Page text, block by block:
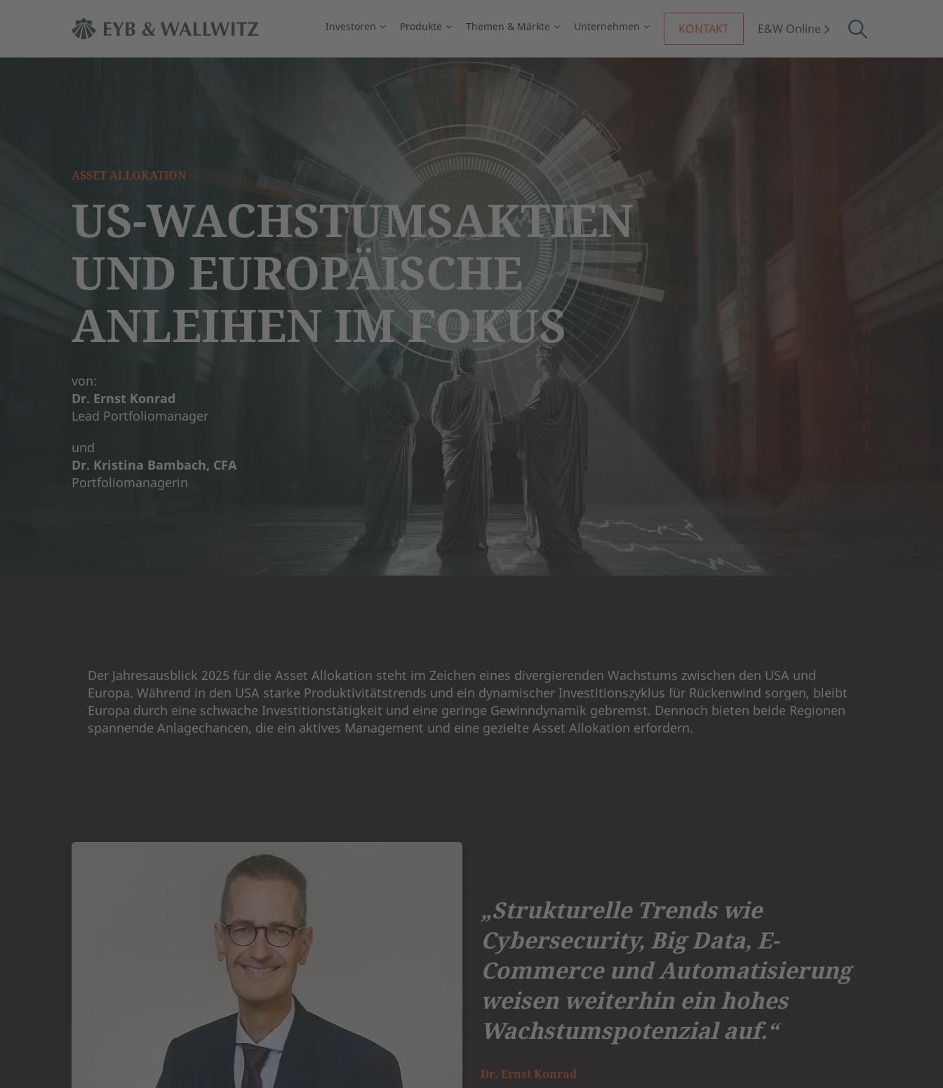
Investoren Produkte Themen & Märkte Unternehmen KONTAKT E&W Online
ASSET ALLOKATION
US-WACHSTUMSAKTIEN
UND EUROPÄISCHE
ANLEIHEN IM FOKUS
von:
Dr. Ernst Konrad
Lead Portfoliomanager
und
Dr. Kristina Bambach, CFA
Portfoliomanagerin
Der Jahresausblick 2025 für die Asset Allokation steht im Zeichen eines divergierenden Wachstums zwischen den USA und
Europa. Während in den USA starke Produktivitätstrends und ein dynamischer Investitionszyklus für Rückenwind sorgen, bleibt
Europa durch eine schwache Investitionstätigkeit und eine geringe Gewinndynamik gebremst. Dennoch bieten beide Regionen
spannende Anlagechancen, die ein aktives Management und eine gezielte Asset Allokation erfordern.
„Strukturelle Trends wie
Cybersecurity, Big Data, E-
Commerce und Automatisierung
weisen weiterhin ein hohes
Wachstumspotenzial auf.“
Dr. Ernst Konrad